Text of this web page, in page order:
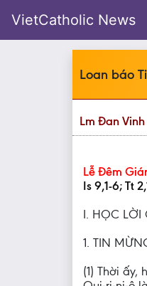
VietCatholic News
Loan báo
Lm Đan Vinh
Lễ Đêm
Is 9,1-6; Tt
I. HỌC LỜI
1. TIN
(1) Thời